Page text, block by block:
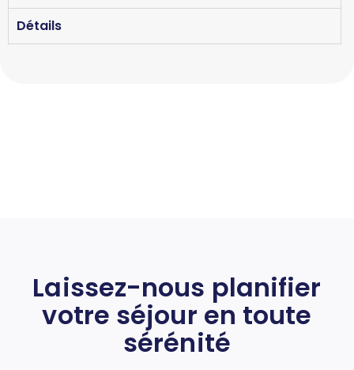
Détails
Laissez-nous planifier
votre séjour en toute
sérénité